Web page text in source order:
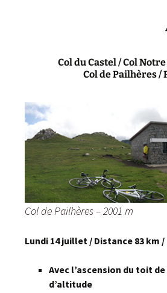
Col de Pique-
Cols de
Col du Castel / Col
Col de Pailhères/
Col de Pailhères – 2001 m
Lundi 14 juillet / Distance 83 km /
Avec l’ascension du toit
d’altitude